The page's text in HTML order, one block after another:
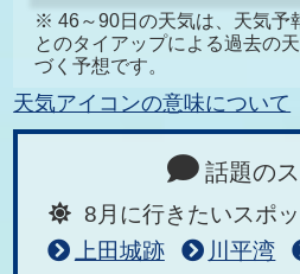
※ 46～90日の天気は、天気予
とのタイアップによる過去の
づく予想です。
天気アイコンの意味について
話題の
8月に行きたいスポ
上田城跡
川平湾